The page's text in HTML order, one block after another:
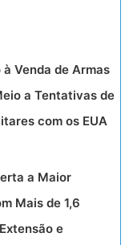
Venda de Armas
a Tentativas de
com os EUA
a Maior
Mais de 1,6
e